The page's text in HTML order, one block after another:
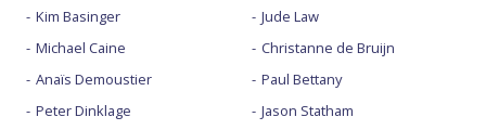
Kim Basinger
Michael Caine
Anaïs Demoustier
Peter Dinklage
Jude Law
Christanne de Bruijn
Paul Bettany
Jason Statham